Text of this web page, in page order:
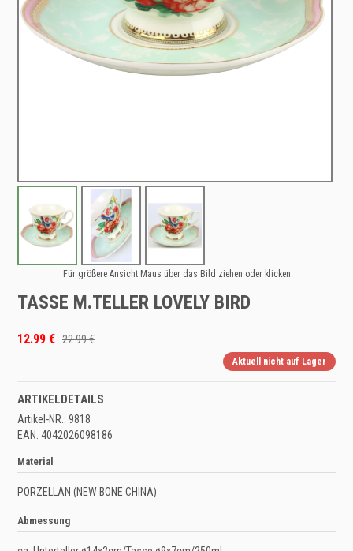
Für größere Ansicht Maus über das Bild ziehen oder klicken
TASSE M.TELLER LOVELY BIRD
12.99 € 22.99 €
Aktuell nicht auf Lager
ARTIKELDETAILS
Artikel-NR.: 9818
EAN: 4042026098186
Material
PORZELLAN (NEW BONE CHINA)
Abmessung